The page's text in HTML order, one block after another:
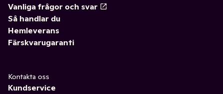
Vanliga frågor och svar
Så handlar du
Hemleverans
Färskvarugaranti
Kontakta oss
Kundservice